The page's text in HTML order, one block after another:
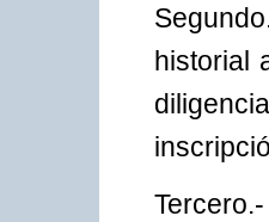
historial